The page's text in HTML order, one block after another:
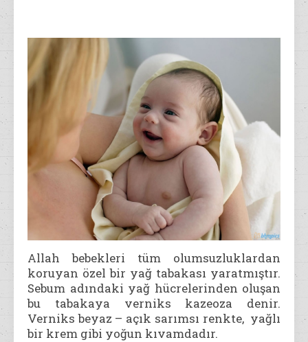
Allah bebekleri tüm olumsuzluklardan
koruyan özel bir yağ tabakası yaratmıştır.
Sebum adındaki yağ hücrelerinden oluşan
bu tabakaya verniks kazeoza denir.
Verniks beyaz – açık sarımsı renkte, yağlı
bir krem gibi yoğun kıvamdadır.